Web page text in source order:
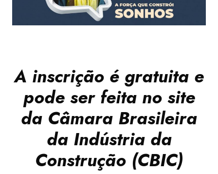
A inscrição é gratuita e
pode ser feita no site
da Câmara Brasileira
da Indústria da
Construção (CBIC)